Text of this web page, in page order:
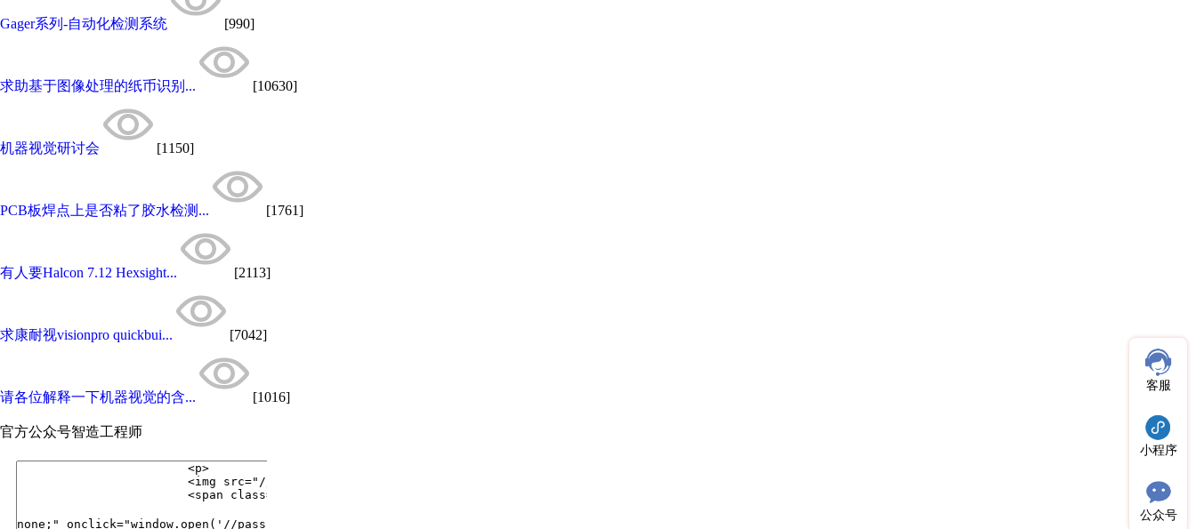
Gager系列-自动化检测系统 [990]
求助基于图像处理的纸币识别... [10630]
机器视觉研讨会 [1150]
PCB板焊点上是否粘了胶水检测... [1761]
有人要Halcon 7.12 Hexsight... [2113]
求康耐视visionpro quickbui... [7042]
请各位解释一下机器视觉的含... [1016]
官方公众号智造工程师
客服
小程序
公众号